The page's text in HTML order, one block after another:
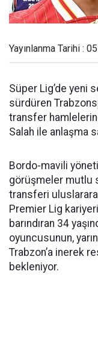
Yayınlanma Tarihi :
Süper Lig’de yeni
sürdüren
transfer
Salah ile anlaşma
Bordo-mavili
görüşmeler mutlu
transferi
Premier Lig
barındıran 34
oyuncusunun,
Trabzon’a inerek
bekleniyor.